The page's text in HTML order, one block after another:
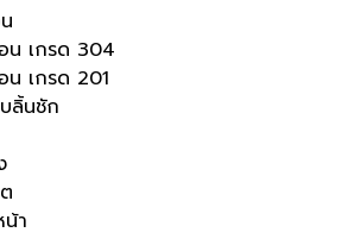
น เกรด 304
น เกรด 201
ลิ้นชัก
า